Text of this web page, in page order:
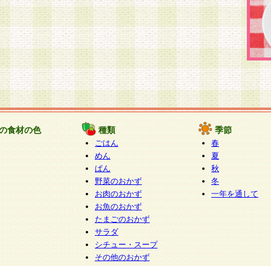
食材の色 種類
ごはん
めん
ぱん
野菜のおかず
お肉のおかず
お魚のおかず
たまごのおかず
サラダ
シチュー・スープ
その他のおかず
季節
春
夏
秋
冬
一年を通して